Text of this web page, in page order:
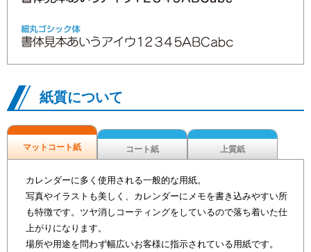
紙質について
マットコート紙 コート紙 上質紙
カレンダーに多く使用される一般的な用紙。
写真やイラストも美しく、カレンダーにメモを書き込みやすい所
も特徴です。ツヤ消しコーティングをしているので落ち着いた仕
上がりになります。
場所や用途を問わず幅広いお客様に指示されている用紙です。